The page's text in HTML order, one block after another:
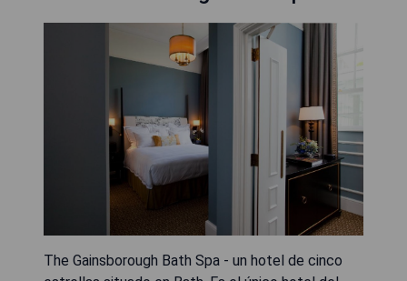
The Gainsborough Bath Spa - un hotel de cinco